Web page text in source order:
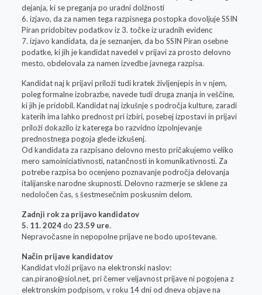
dejanja, ki se preganja po uradni dolžnosti
6. izjavo, da za namen tega razpisnega postopka dovoljuje SSIN
Piran pridobitev podatkov iz 3. točke iz uradnih evidenc
7. izjavo kandidata, da je seznanjen, da bo SSIN Piran osebne
podatke, ki jih je kandidat navedel v prijavi za prosto delovno
mesto, obdelovala za namen izvedbe javnega razpisa.
Kandidat naj k prijavi priloži tudi kratek življenjepis in v njem,
poleg formalne izobrazbe, navede tudi druga znanja in veščine,
ki jih je pridobil. Kandidat naj izkušnje s področja kulture, zaradi
katerih ima lahko prednost pri izbiri, posebej izpostavi in prijavi
priloži dokazilo iz katerega bo razvidno izpolnjevanje
prednostnega pogoja glede izkušenj.
Od kandidata za razpisano delovno mesto pričakujemo veliko
mero samoiniciativnosti, natančnosti in komunikativnosti. Za
potrebe razpisa bo ocenjeno poznavanje področja delovanja
italijanske narodne skupnosti. Delovno razmerje se sklene za
nedoločen čas, s šestmesečnim poskusnim delom.
Zadnji rok za prijavo kandidatov
5. 11. 2024do 23.59 ure.
Nepravočasne in nepopolne prijave ne bodo upoštevane.
Način prijave kandidatov
Kandidat vloži prijavo na elektronski naslov:
can.pirano@siol.net, pri čemer veljavnost prijave ni pogojena z
elektronskim podpisom, v roku 14 dni od dneva objave na